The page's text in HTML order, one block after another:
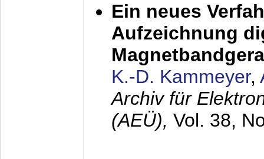
Ein neues
Aufzeichnung
K.-D. Kammeyer,
Archiv für
(AEÜ), Vol. 38,